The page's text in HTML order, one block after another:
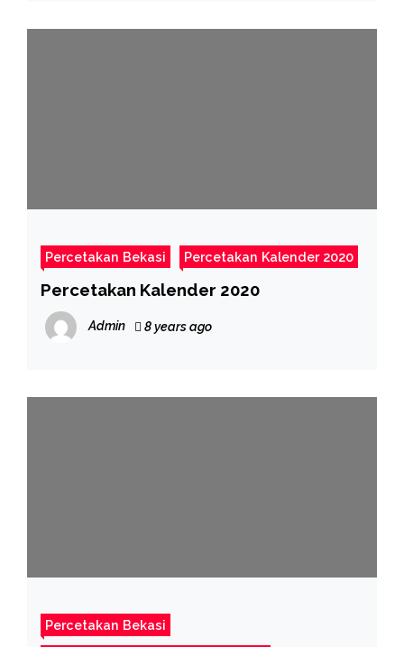
Percetakan Bekasi Percetakan Kalender 2020
Percetakan Kalender 2020
Admin 8 years ago
Percetakan Bekasi